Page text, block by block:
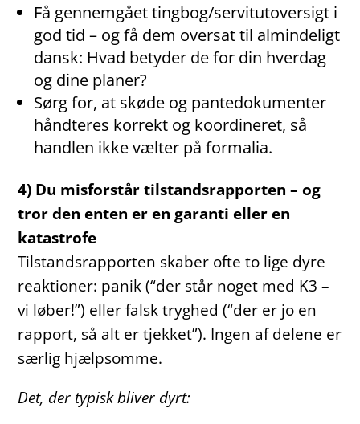
Få gennemgået tingbog/servitutoversigt i
god tid – og få dem oversat til almindeligt
dansk: Hvad betyder de for din hverdag
og dine planer?
Sørg for, at skøde og pantedokumenter
håndteres korrekt og koordineret, så
handlen ikke vælter på formalia.
4) Du misforstår tilstandsrapporten – og
tror den enten er en garanti eller en
katastrofe
Tilstandsrapporten skaber ofte to lige dyre
reaktioner: panik (“der står noget med K3 –
vi løber!”) eller falsk tryghed (“der er jo en
rapport, så alt er tjekket”). Ingen af delene er
særlig hjælpsomme.
Det, der typisk bliver dyrt: